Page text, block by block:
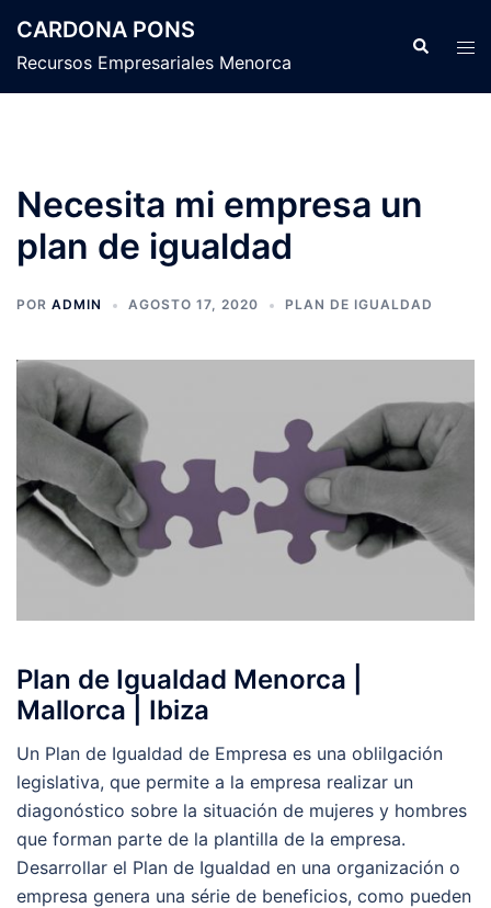
contenido
CARDONA PONS
Recursos Empresariales Menorca
Buscar
Necesita mi empresa un
plan de igualdad
POR ADMIN AGOSTO 17, 2020 PLAN DE IGUALDAD
Plan de Igualdad Menorca |
Mallorca | Ibiza
Un Plan de Igualdad de Empresa es una oblilgación
legislativa, que permite a la empresa realizar un
diagonóstico sobre la situación de mujeres y hombres
que forman parte de la plantilla de la empresa.
Desarrollar el Plan de Igualdad en una organización o
empresa genera una série de beneficios, como pueden